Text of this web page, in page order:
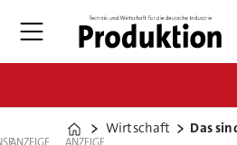
Home
Wirtschaft Das
ANZEIGE ANZEIGE